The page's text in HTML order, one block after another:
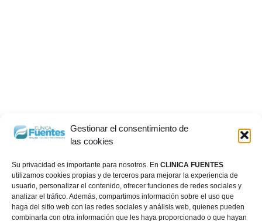
Gestionar el consentimiento de
las cookies
Su privacidad es importante para nosotros. En CLINICA FUENTES
utilizamos cookies propias y de terceros para mejorar la experiencia de
usuario, personalizar el contenido, ofrecer funciones de redes sociales y
analizar el tráfico. Además, compartimos información sobre el uso que
haga del sitio web con las redes sociales y análisis web, quienes pueden
combinarla con otra información que les haya proporcionado o que hayan